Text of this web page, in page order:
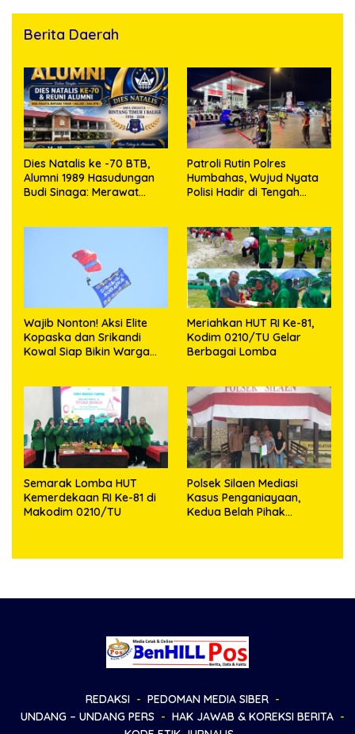
Berita Daerah
Dies Natalis ke -70 BTB,
Alumni 1989 Hasudungan
Budi Sinaga: Merawat
Patroli Rutin Polres
Humbahas, Wujud Nyata
Polisi Hadir di Tengah
Wajib Nonton! Aksi Elite
Kopaska dan Srikandi
Kowal Siap Bikin Warga
Meriahkan HUT RI Ke-81,
Kodim 0210/TU Gelar
Berbagai Lomba
Semarak Lomba HUT
Kemerdekaan RI Ke-81 di
Makodim 0210/TU
Polsek Silaen Mediasi
Kasus Penganiayaan,
Kedua Belah Pihak
REDAKSI
PEDOMAN MEDIA SIBER
UNDANG – UNDANG PERS
HAK JAWAB & KOREKSI BERITA